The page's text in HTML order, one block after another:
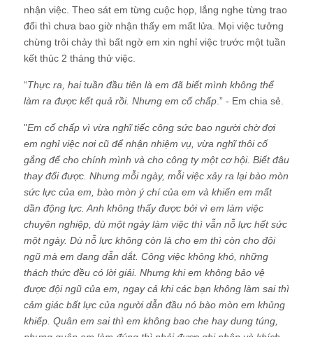
nhận việc. Theo sát em từng cuộc họp, lắng nghe từng trao
đổi thì chưa bao giờ nhận thấy em mất lửa. Mọi việc tưởng
chừng trôi chảy thì bất ngờ em xin nghỉ việc trước một tuần
kết thúc 2 tháng thử việc.
“Thực ra, hai tuần đầu tiên là em đã biết mình không thể
làm ra được kết quả rồi. Nhưng em cố chấp .” - Em chia sẻ.
"Em cố chấp vì vừa nghĩ tiếc công sức bao người chờ đợi
em nghỉ việc nơi cũ để nhận nhiệm vụ, vừa nghĩ thôi cố
gắng để cho chính mình và cho công ty một cơ hội. Biết đâu
thay đổi được. Nhưng mỗi ngày, mỗi việc xảy ra lại bào mòn
sức lực của em, bào mòn ý chí của em và khiến em mất
dần động lực. Anh không thấy được bởi vì em làm việc
chuyên nghiệp, dù một ngày làm việc thì vẫn nỗ lực hết sức
một ngày. Dù nỗ lực không còn là cho em thì còn cho đội
ngũ mà em đang dẫn dắt. Công việc không khó, những
thách thức đều có lời giải. Nhưng khi em không bảo vệ
được đội ngũ của em, ngay cả khi các bạn không làm sai thì
cảm giác bất lực của người dẫn đầu nó bào mòn em khủng
khiếp. Quân em sai thì em không bao che hay dung túng,